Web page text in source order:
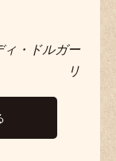
・ドルガー
リ